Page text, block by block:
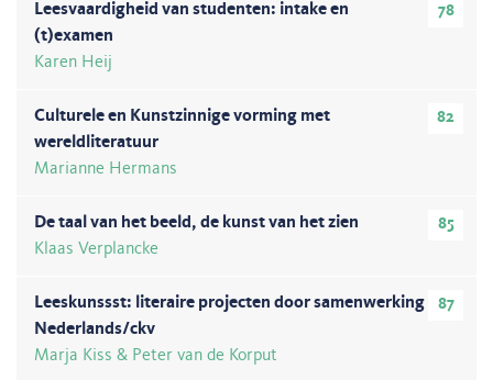
78
Leesvaardigheid van studenten: intake en
(t)examen
Karen Heij
82
Culturele en Kunstzinnige vorming met
wereldliteratuur
Marianne Hermans
85
De taal van het beeld, de kunst van het zien
Klaas Verplancke
87
Leeskunssst: literaire projecten door samenwerking
Nederlands/ckv
Marja Kiss & Peter van de Korput